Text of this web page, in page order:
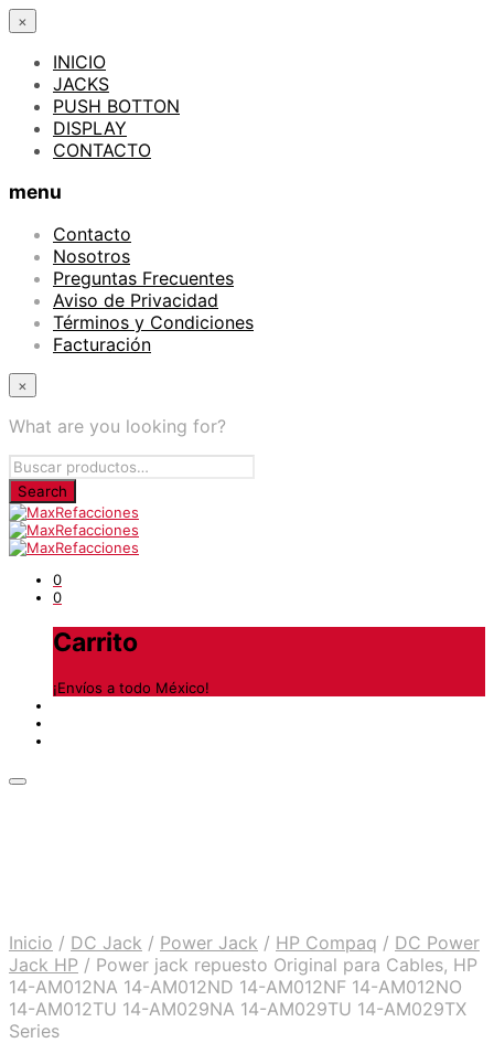
×
INICIO
JACKS
PUSH BOTTON
DISPLAY
CONTACTO
menu
Contacto
Nosotros
Preguntas Frecuentes
Aviso de Privacidad
Términos y Condiciones
Facturación
×
What are you looking for?
0
0
Carrito
¡Envíos a todo México!
Inicio / DC Jack / Power Jack / HP Compaq / DC Power
Jack HP / Power jack repuesto Original para Cables, HP
14-AM012NA 14-AM012ND 14-AM012NF 14-AM012NO
14-AM012TU 14-AM029NA 14-AM029TU 14-AM029TX
Series